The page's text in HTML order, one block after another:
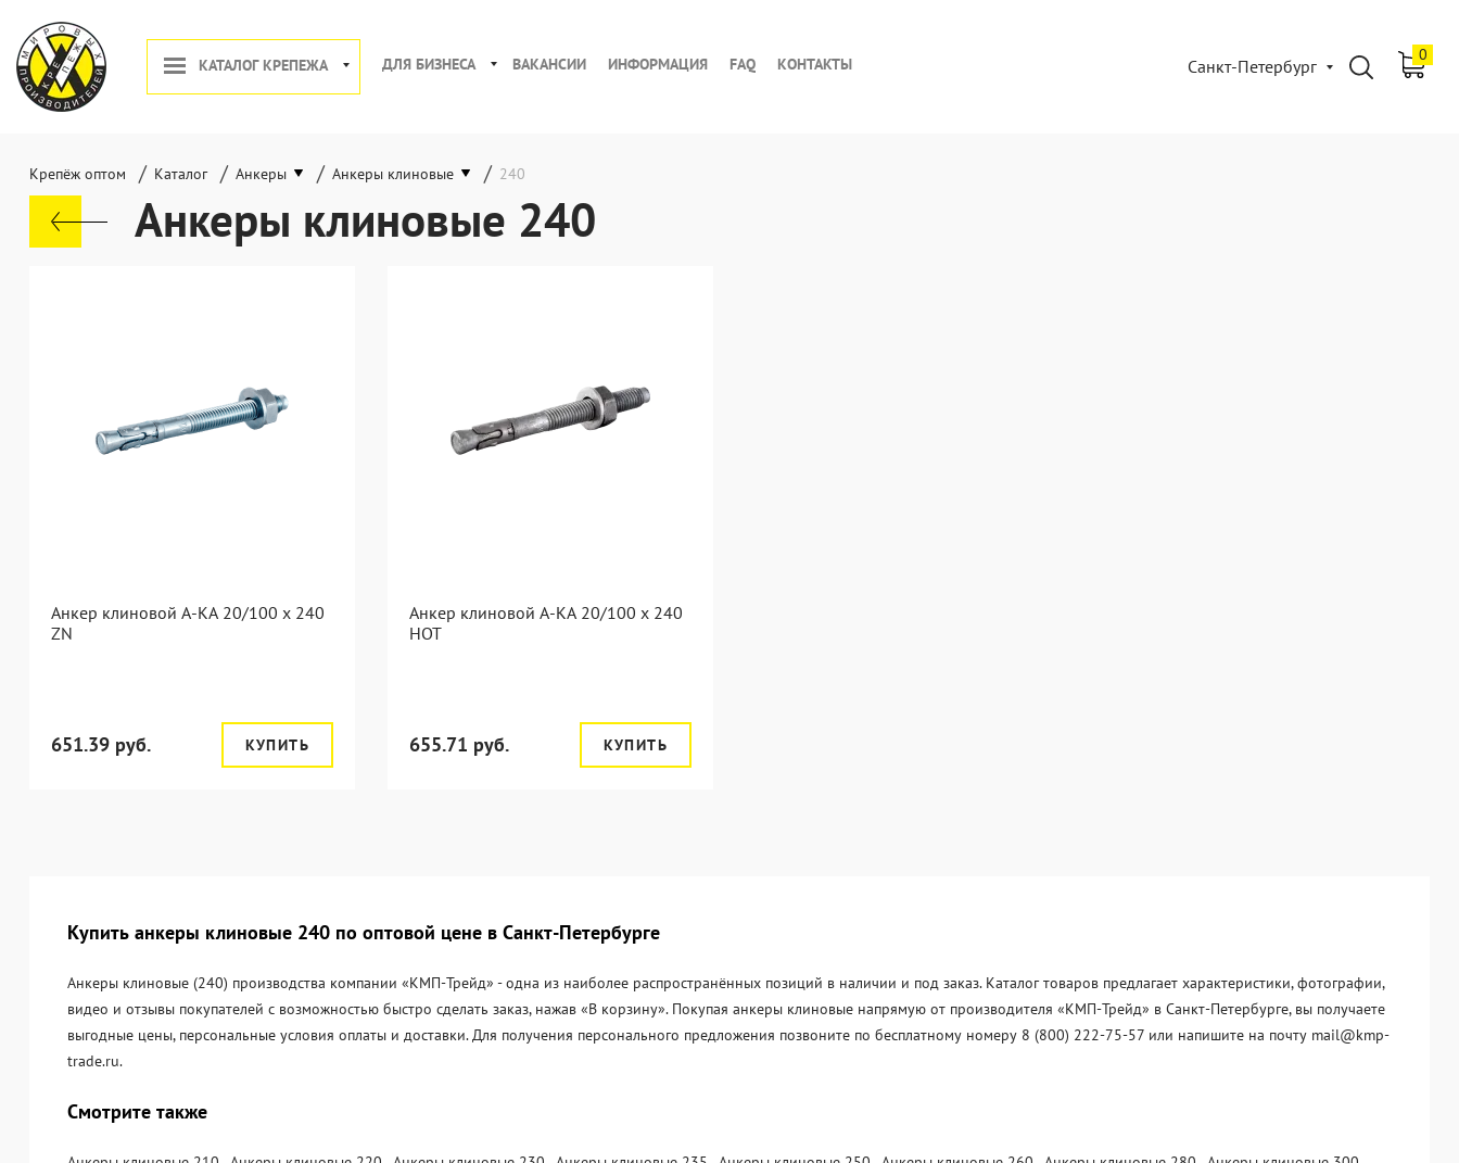
КАТАЛОГ КРЕПЕЖА ДЛЯ БИЗНЕСА ВАКАНСИИ ИНФОРМАЦИЯ FAQ КОНТАКТЫ Санкт-Петербург
0
Крепёж оптом / Каталог / Анкеры / Анкеры клиновые / 240
Анкеры клиновые 240
Анкер клиновой А-КА 20/100 x 240
ZN
651.39 руб. КУПИТЬ
Анкер клиновой А-КА 20/100 x 240
HOT
655.71 руб. КУПИТЬ
Купить анкеры клиновые 240 по оптовой цене в Санкт-Петербурге
Анкеры клиновые (240) производства компании «KМП-Трейд» - одна из наиболее распространённых позиций в наличии и под заказ. Каталог товаров предлагает характеристики, фотографии,
видео и отзывы покупателей с возможностью быстро сделать заказ, нажав «В корзину». Покупая анкеры клиновые напрямую от производителя «KМП-Трейд» в Санкт-Петербурге, вы получаете
выгодные цены, персональные условия оплаты и доставки. Для получения персонального предложения позвоните по бесплатному номеру 8 (800) 222-75-57 или напишите на почту mail@kmp-
trade.ru.
Смотрите также